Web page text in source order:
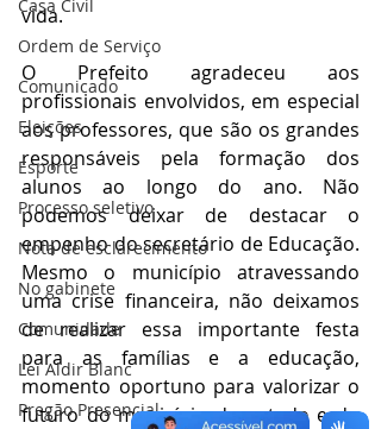
Casa Civil
Ordem de Serviço
Comunicado
Eleições
Esporte
Processo seletivo
Nota de esclarecimento
No gabinete
Comunidade
Lei Aldir Blanc
Pregão Presencial
vida.
O Prefeito agradeceu aos
profissionais envolvidos, em especial
aos professores, que são os grandes
responsáveis pela formação dos
alunos ao longo do ano. Não
podemos deixar de destacar o
empenho do secretário de Educação.
Mesmo o município atravessando
uma crise financeira, não deixamos
de realizar essa importante festa
para as famílias e a educação,
momento oportuno para valorizar o
futuro do município do estado e do